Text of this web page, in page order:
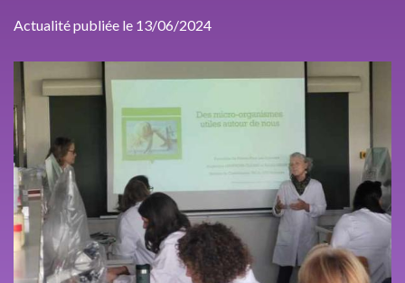
Actualité publiée le 13/06/2024